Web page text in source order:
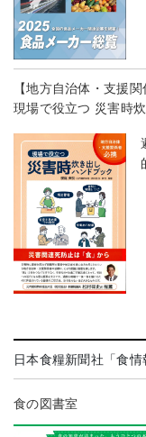
【地方自治体・支援関
現場で役立つ 災害時
日本食糧新聞社「食情
食の図書室